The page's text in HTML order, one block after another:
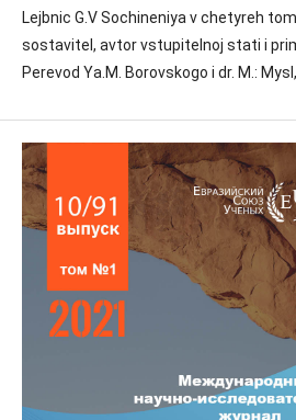
Lejbnic G.V Sochineniya v chetyreh
sostavitel, avtor vstupitelnoj stati i
Perevod Ya.M. Borovskogo i dr. M.: